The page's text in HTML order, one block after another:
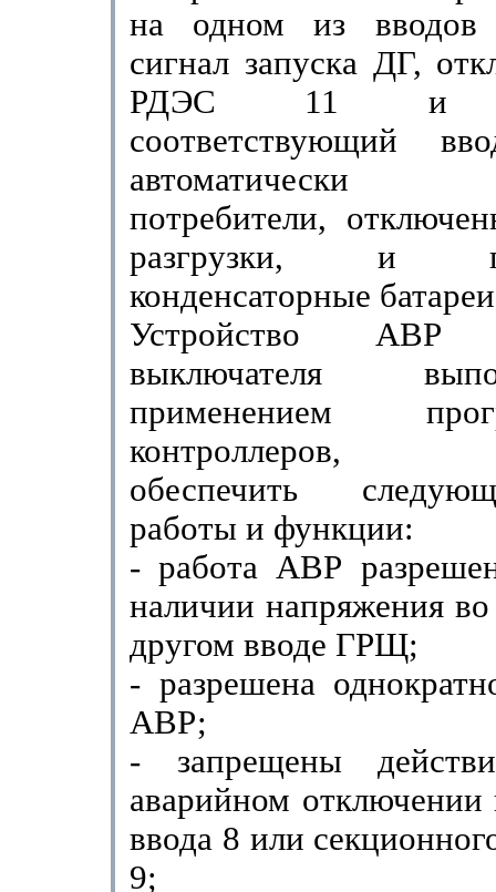
на одном из вводов
сигнал запуска ДГ,
РДЭС 11 и
соответствующий
автоматически
потребители,
разгрузки, и
конденсаторные
Устройство АВР
выключателя
применением
контроллеров,
обеспечить
работы и функции:
- работа АВР
наличии напряжения во
дру­гом вводе ГРЩ;
- разрешена
АВР;
- запрещены
аварийном отключении
ввода 8 или
9;